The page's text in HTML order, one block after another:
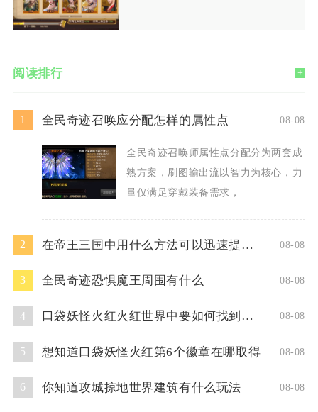
阅读排行 +
1 全民奇迹召唤应分配怎样的属性点 08-08
全民奇迹召唤师属性点分配分为两套成
熟方案，刷图输出流以智力为核心，力
量仅满足穿戴装备需求，
2 在帝王三国中用什么方法可以迅速提升人物等级 08-08
3 全民奇迹恐惧魔王周围有什么 08-08
4 口袋妖怪火红火红世界中要如何找到超梦洞 08-08
5 想知道口袋妖怪火红第6个徽章在哪取得 08-08
6 你知道攻城掠地世界建筑有什么玩法 08-08